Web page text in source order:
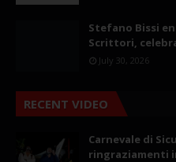
Stefano Bissi
Scrittori,
July 30, 2026
RECENT VIDEO
Carnevale di
ringraziamenti